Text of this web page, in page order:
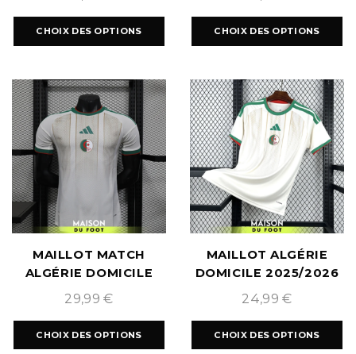
CHOIX DES OPTIONS CHOIX DES OPTIONS
MAILLOT MATCH
ALGÉRIE DOMICILE
2025/2026
29,99€
CHOIX DES OPTIONS
MAILLOT ALGÉRIE
DOMICILE 2025/2026
24,99€
CHOIX DES OPTIONS